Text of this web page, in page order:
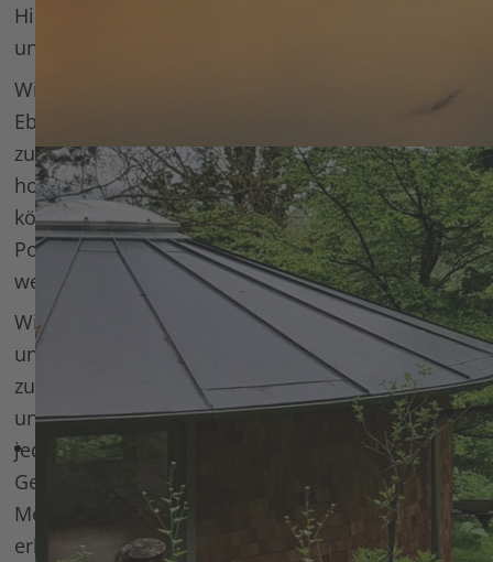
Hier ist ein Ort der Begegnung, der Verbindung
und des Wandels.
Wir fördern Verbindung von Menschen auf allen
Ebenen, zu sich selbst, zu anderen Menschen und
zu der uns umgebenden natürlichen Welt. So
hoffen wir zu einer Transformation beitragen zu
können, damit wir Menschen mit all unserem
Potential zu Hütern dieser wundervollen Erde
werden können.
Wir möchten einen respektvollen Umgang unter
uns Menschen fördern, uns ohne zu urteilen und
zu bewerten zuhören und uns gegenseitig
unterstützen. Wir sind der Überzeugung, dass
jeder Mensch seine ganz eigenen Gaben und
Geschenke mit auf die Welt bringt. Wir möchten
Menschen unterstützen, diese voll und ganz zu
erkennen und zu entwickeln. In diesen